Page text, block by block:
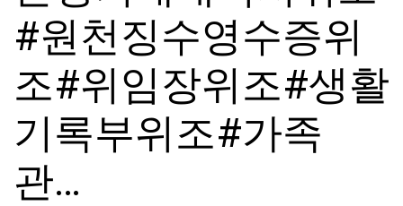
#원천징수영수증위
조#위임장위조#생활
기록부위조#가족
관…